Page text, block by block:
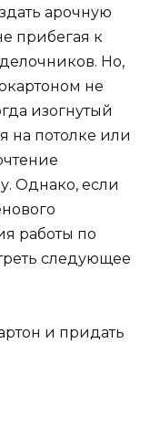
арочную
прибегая к
Но,
не
изогнутый
на потолке или
Однако, если
работы по
следующее
и придать